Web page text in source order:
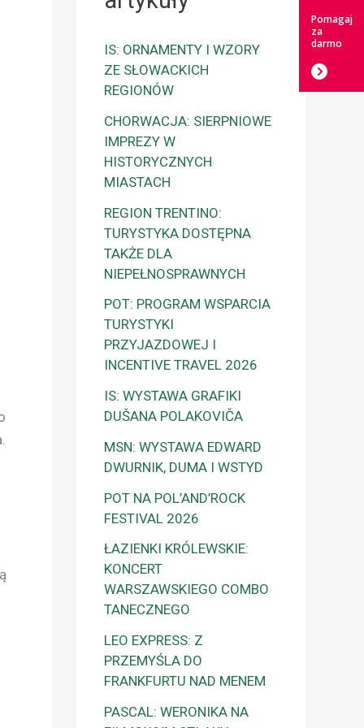
IS: ORNAMENTY I WZORY
ZE SŁOWACKICH
REGIONÓW
CHORWACJA: SIERPNIOWE
IMPREZY W
HISTORYCZNYCH
MIASTACH
REGION TRENTINO:
TURYSTYKA DOSTĘPNA
TAKŻE DLA
NIEPEŁNOSPRAWNYCH
POT: PROGRAM WSPARCIA
TURYSTYKI
PRZYJAZDOWEJ I
INCENTIVE TRAVEL 2026
IS: WYSTAWA GRAFIKI
DUŠANA POLAKOVIČA
MSN: WYSTAWA EDWARD
DWURNIK, DUMA I WSTYD
POT NA POL’AND’ROCK
FESTIVAL 2026
ŁAZIENKI KRÓLEWSKIE:
KONCERT
WARSZAWSKIEGO COMBO
TANECZNEGO
LEO EXPRESS: Z
PRZEMYŚLA DO
FRANKFURTU NAD MENEM
PASCAL: WERONIKA NA
Pomagaj
za
darmo